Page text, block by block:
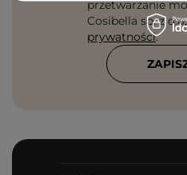
przetwarzanie
Cosibella sp. z
prywatności.